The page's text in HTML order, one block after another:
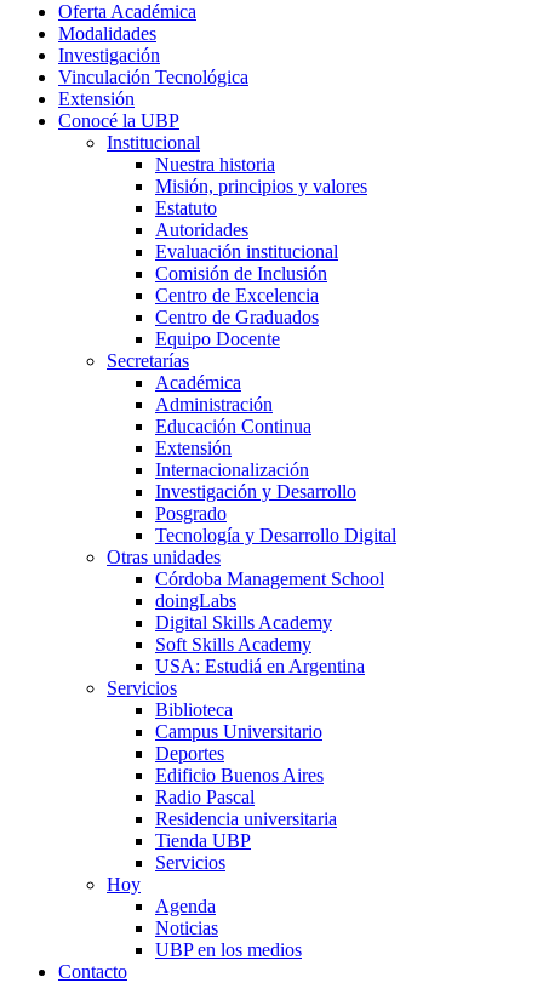
Oferta Académica
Modalidades
Investigación
Vinculación Tecnológica
Extensión
Conocé la UBP
Institucional
Nuestra historia
Misión, principios y valores
Estatuto
Autoridades
Evaluación institucional
Comisión de Inclusión
Centro de Excelencia
Centro de Graduados
Equipo Docente
Secretarías
Académica
Administración
Educación Continua
Extensión
Internacionalización
Investigación y Desarrollo
Posgrado
Tecnología y Desarrollo Digital
Otras unidades
Córdoba Management School
doingLabs
Digital Skills Academy
Soft Skills Academy
USA: Estudiá en Argentina
Servicios
Biblioteca
Campus Universitario
Deportes
Edificio Buenos Aires
Radio Pascal
Residencia universitaria
Tienda UBP
Servicios
Hoy
Agenda
Noticias
UBP en los medios
Contacto